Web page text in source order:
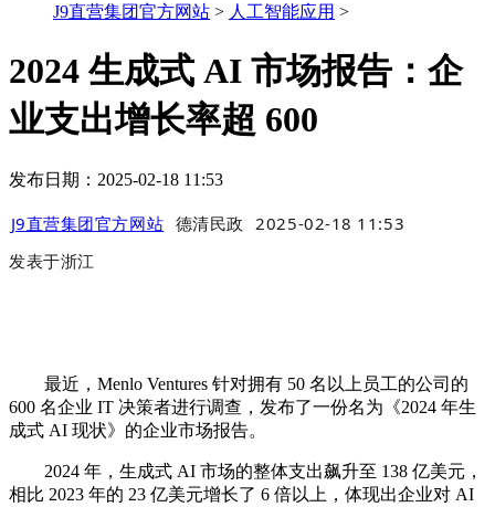
J9直营集团官方网站 > 人工智能应用 >
2024 生成式 AI 市场报告：企
业支出增长率超 600
发布日期：2025-02-18 11:53
J9直营集团官方网站 德清民政
2025-02-18 11:53
发表于浙江
最近，Menlo Ventures 针对拥有 50 名以上员工的公司的
600 名企业 IT 决策者进行调查，发布了一份名为《2024 年生
成式 AI 现状》的企业市场报告。
2024 年，生成式 AI 市场的整体支出飙升至 138 亿美元，
相比 2023 年的 23 亿美元增长了 6 倍以上，体现出企业对 AI